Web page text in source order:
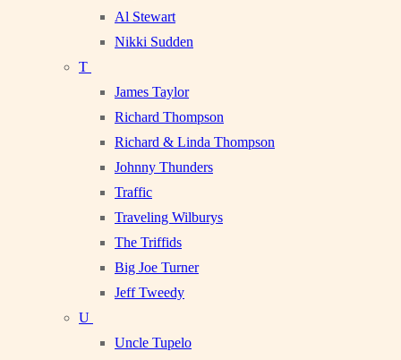
Al Stewart
Nikki Sudden
T
James Taylor
Richard Thompson
Richard & Linda Thompson
Johnny Thunders
Traffic
Traveling Wilburys
The Triffids
Big Joe Turner
Jeff Tweedy
U
Uncle Tupelo